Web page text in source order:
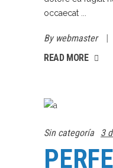
occaecat
By webmaster
READ MORE
Sin categoría 3